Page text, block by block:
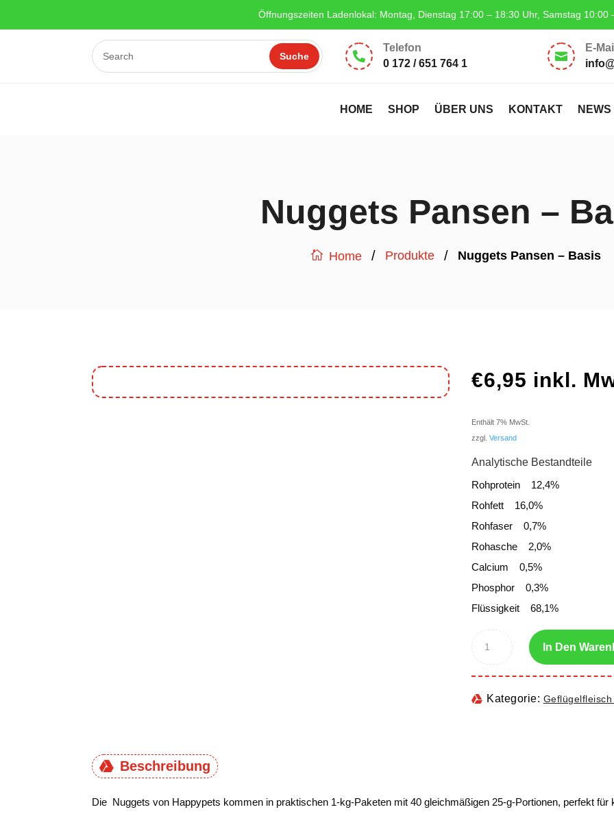
Öffnungszeiten Ladenlokal: Montag, Dienstag 17:00 – 18:30 Uhr, Samstag 10:00

Telefon
0 172 / 651 764 1

E-
HOME SHOP ÜBER UNS KONTAKT NEWS
Nuggets Pansen –
Home / Produkte / Nuggets Pansen – Basis
€6,95 inkl.
Enthält 7% MwSt.
zzgl.Versand
Analytische Bestandteile
Rohprotein 12,4%
Rohfett 16,0%
Rohfaser 0,7%
Rohasche 2,0%
Calcium 0,5%
Phosphor 0,3%
Flüssigkeit 68,1%
In Den
Kategorie:
Beschreibung
Die Nuggets von Happypets kommen in praktischen 1-kg-Paketen mit 40 gleichmäßigen 25-g-Portionen, perfekt für